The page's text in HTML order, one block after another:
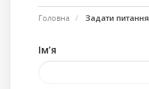
Головна Задати питання
Ім’я